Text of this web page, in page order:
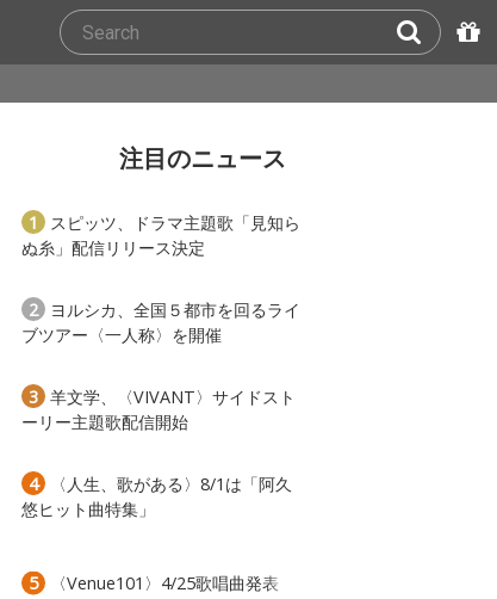
注目のニュース
1
ぬ糸」配信リリース決定
2
ブツアー〈一人称〉を開催
3
ーリー主題歌配信開始
4
悠ヒット曲特集」
5 〈Venue101〉4/25歌唱曲発表